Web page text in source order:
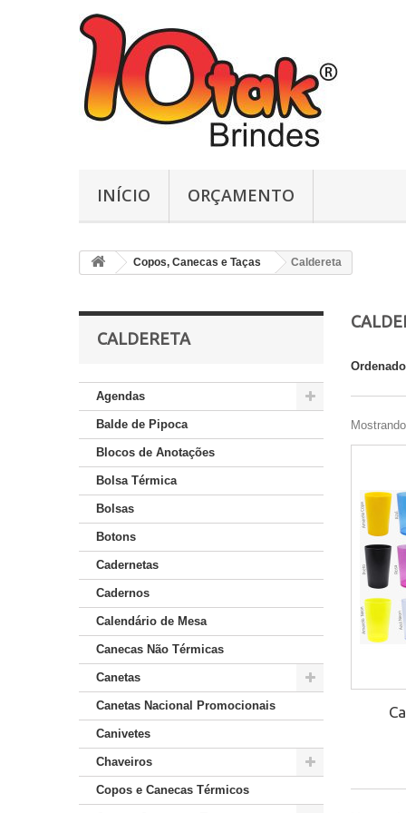
INÍCIO ORÇAMENTO
Copos, Canecas e Taças Caldereta
CALDERETA
Agendas
Balde de Pipoca
Blocos de Anotações
Bolsa Térmica
Bolsas
Botons
Cadernetas
Cadernos
Calendário de Mesa
Canecas Não Térmicas
Canetas
Canetas Nacional Promocionais
Canivetes
Chaveiros
Copos e Canecas Térmicos